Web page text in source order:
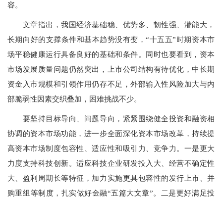
容。
文章指出，我国经济基础稳、优势多、韧性强、潜能大，
长期向好的支撑条件和基本趋势没有变，“十五五”时期资本市
场平稳健康运行具备良好的基础和条件。同时也要看到，资本
市场发展质量问题仍然突出，上市公司结构有待优化，中长期
资金入市规模和引领作用仍存不足，外部输入性风险加大与内
部脆弱性因素交织叠加，困难挑战不少。
要坚持目标导向、问题导向，紧紧围绕健全投资和融资相
协调的资本市场功能，进一步全面深化资本市场改革，持续提
高资本市场制度包容性、适应性和吸引力、竞争力。一是更大
力度支持科技创新。适应科技企业研发投入大、经营不确定性
大、盈利周期长等特征，加力实施更具包容性的发行上市、并
购重组等制度，扎实做好金融“五篇大文章”。二是更好满足投